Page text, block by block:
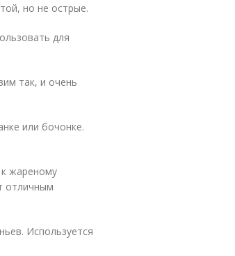
но не острые.
для
так, и очень
или бочонке.
жареному
отличным
Используется